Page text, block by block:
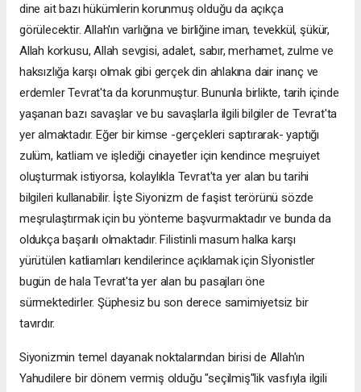
dine ait bazı hükümlerin korunmuş olduğu da açıkça
görülecektir. Allah'ın varlığına ve birliğine iman, tevekkül, şükür,
Allah korkusu, Allah sevgisi, adalet, sabır, merhamet, zulme ve
haksızlığa karşı olmak gibi gerçek din ahlakına dair inanç ve
erdemler Tevrat'ta da korunmuştur. Bununla birlikte, tarih içinde
yaşanan bazı savaşlar ve bu savaşlarla ilgili bilgiler de Tevrat'ta
yer almaktadır. Eğer bir kimse -gerçekleri saptırarak- yaptığı
zulüm, katliam ve işlediği cinayetler için kendince meşruiyet
oluşturmak istiyorsa, kolaylıkla Tevrat'ta yer alan bu tarihi
bilgileri kullanabilir. İşte Siyonizm de faşist terörünü sözde
meşrulaştırmak için bu yönteme başvurmaktadır ve bunda da
oldukça başarılı olmaktadır. Filistinli masum halka karşı
yürütülen katliamları kendilerince açıklamak için Sİyonistler
bugün de hala Tevrat'ta yer alan bu pasajları öne
sürmektedirler. Şüphesiz bu son derece samimiyetsiz bir
tavırdır.
Siyonizmin temel dayanak noktalarından birisi de Allah'ın
Yahudilere bir dönem vermiş olduğu "seçilmiş"lik vasfıyla ilgili